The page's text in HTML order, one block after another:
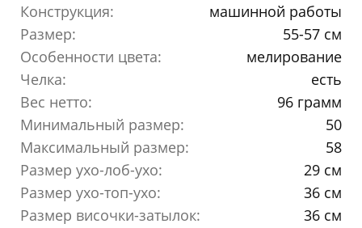
Конструкция:
машинной работы
Размер:
55-57 см
Особенности цвета:
мелирование
Челка:
есть
Вес нетто:
96 грамм
Минимальный размер:
50
Максимальный размер:
58
Размер ухо-лоб-ухо:
29 см
Размер ухо-топ-ухо:
36 см
Размер височки-затылок:
36 см